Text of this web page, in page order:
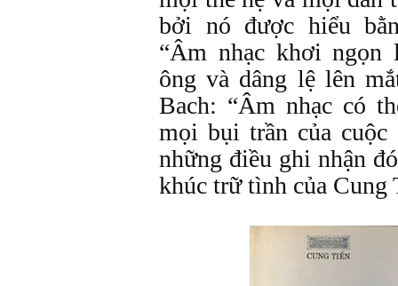
bởi nó được hiểu
“Âm nhạc khơi
ông và dâng lệ lên
Bach: “Âm nhạc có
mọi bụi trần của cuộc
những điều ghi nhận
khúc trữ tình của Cung